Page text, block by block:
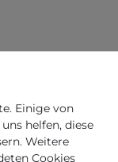
Einige von
helfen, diese
Weitere
Cookies